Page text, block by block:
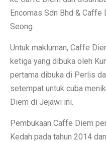
Encomas Sdn Bhd & Caffe
Seong.
Untuk makluman, Caffe
ketiga yang dibuka oleh
pertama dibuka di Perlis
setempat untuk cuba
Diem di Jejawi ini.
Pembukaan Caffe Diem
Kedah pada tahun 2014